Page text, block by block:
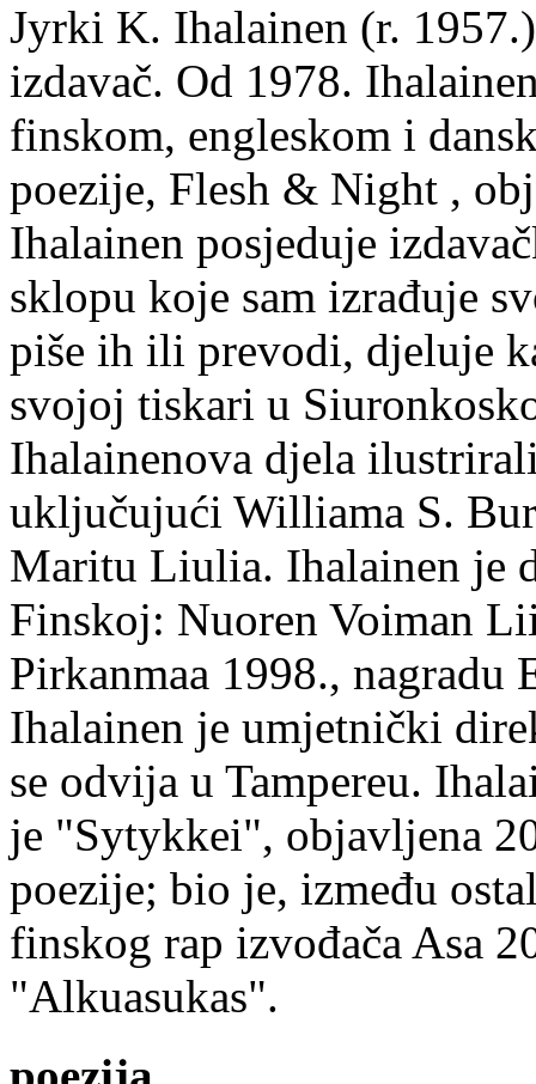
Jyrki K. Ihalainen (r.
izdavač. Od 1978.
finskom, engleskom i
poezije, Flesh & Night ,
Ihalainen posjeduje
sklopu koje sam izrađuje
piše ih ili prevodi, djeluje
svojoj tiskari u
Ihalainenova djela
uključujući Williama S.
Maritu Liulia. Ihalainen je
Finskoj: Nuoren Voiman
Pirkanmaa 1998.,
Ihalainen je umjetnički
se odvija u Tampereu.
je "Sytykkei", objavljena
poezije; bio je, između
finskog rap izvođača Asa
"Alkuasukas".